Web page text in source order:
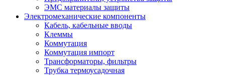
ЭМС материалы защиты
Электромеханические компоненты
Кабель, кабельные вводы
Клеммы
Коммутация
Коммутация импорт
Трансформаторы, фильтры
Трубка термоусадочная